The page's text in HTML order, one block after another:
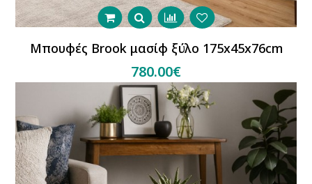
Μπουφές Brook μασίφ ξύλο 175x45x76cm
780.00€